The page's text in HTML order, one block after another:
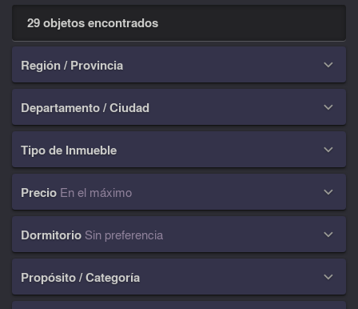
29 objetos encontrados
Región / Provincia 
Departamento / Ciudad 
Tipo de Inmueble 
Precio En el máximo 
Dormitorio Sin preferencia 
Propósito / Categoría 